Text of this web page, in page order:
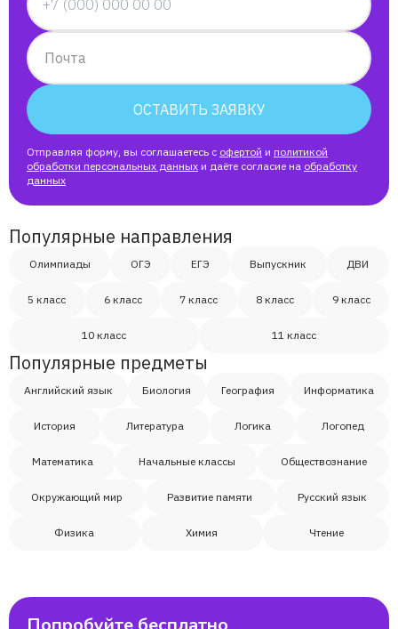
Почта
ОСТАВИТЬ ЗАЯВКУ
Отправляя форму, вы соглашаетесь с офертой и политикой
обработки персональных данных и даёте согласие на обработку
данных
Популярные направления
Олимпиады ОГЭ ЕГЭ Выпускник ДВИ
5 класс 6 класс 7 класс 8 класс 9 класс
10 класс 11 класс
Популярные предметы
Английский язык Биология География Информатика
История Литература Логика Логопед
Математика Начальные классы Обществознание
Окружающий мир Развитие памяти Русский язык
Физика Химия Чтение